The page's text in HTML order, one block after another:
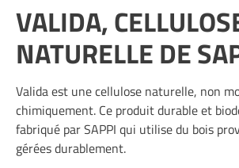
VALIDA,
NATURELLE DE
Valida est une cellulose naturelle, non
chimiquement. Ce produit durable et
fabriqué parSAPPI qui utilise du bois
gérées durablement.